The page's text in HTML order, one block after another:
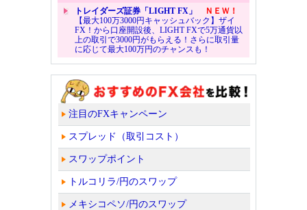
トレイダーズ証券「LIGHT FX」
ＮＥＷ！
【最大100万3000円キャッシュバック】ザイ
FX！から口座開設後、LIGHT FXで5万通貨以
上の取引で3000円がもらえる！さらに取引量
に応じて最大100万円のチャンスも！
注目のFXキャンペーン
スプレッド（取引コスト）
スワップポイント
トルコリラ/円のスワップ
メキシコペソ/円のスワップ